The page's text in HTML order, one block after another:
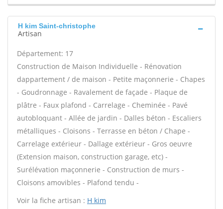
H kim Saint-christophe
Artisan
Département: 17
Construction de Maison Individuelle - Rénovation
dappartement / de maison - Petite maçonnerie - Chapes
- Goudronnage - Ravalement de façade - Plaque de
plâtre - Faux plafond - Carrelage - Cheminée - Pavé
autobloquant - Allée de jardin - Dalles béton - Escaliers
métalliques - Cloisons - Terrasse en béton / Chape -
Carrelage extérieur - Dallage extérieur - Gros oeuvre
(Extension maison, construction garage, etc) -
Surélévation maçonnerie - Construction de murs -
Cloisons amovibles - Plafond tendu -
Voir la fiche artisan : H kim